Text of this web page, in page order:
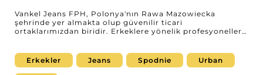
Vankel Jeans FPH, Polonya'nın Rawa Mazowiecka
şehrinde yer almakta olup güvenilir ticari
ortaklarımızdan biridir. Erkeklere yönelik profesyonellere
olarak Vankel Jeans FPH, en talepkâr perakendecilerin
beklentilerini karşılamak üzere tasarlanmış geniş bir
Erkekler Jeans Spodnie Urban